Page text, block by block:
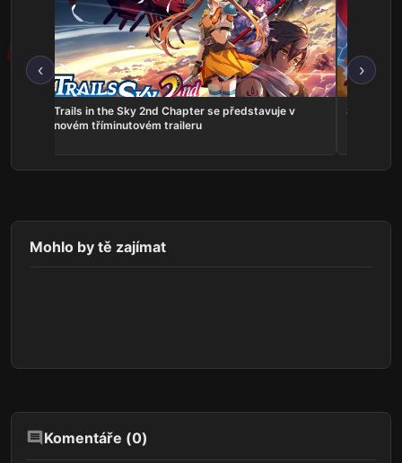
‹
Trails in the Sky 2nd Chapter se představuje v
novém tříminutovém traileru
Serious
›
Mohlo by tě zajímat
Komentáře (0)